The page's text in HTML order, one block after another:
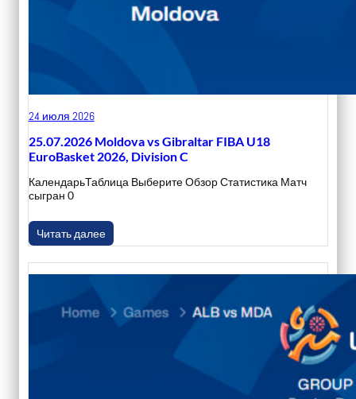
24 июля 2026
25.07.2026 Moldova vs Gibraltar FIBA U18
EuroBasket 2026, Division C
КалендарьТаблица Выберите Обзор Статистика Матч
сыгран 0
Читать далее